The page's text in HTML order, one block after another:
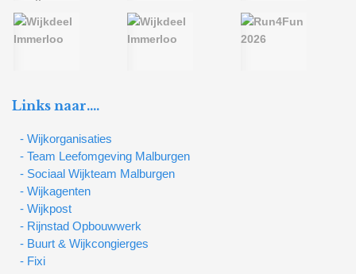
Links naar….
- Wijkorganisaties
- Team Leefomgeving Malburgen
- Sociaal Wijkteam Malburgen
- Wijkagenten
- Wijkpost
- Rijnstad Opbouwwerk
- Buurt & Wijkcongierges
- Fixi